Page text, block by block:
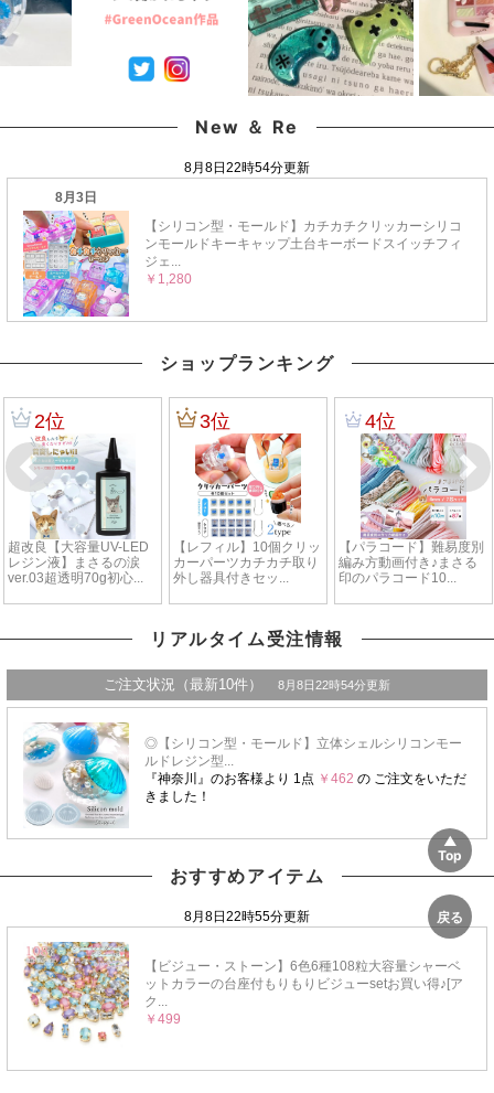
New ＆ Re
ショップランキング
リアルタイム受注情報
おすすめアイテム